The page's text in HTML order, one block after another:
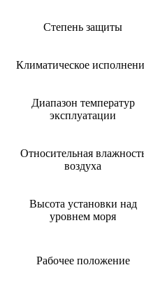
Степень защиты
Климатическое
Диапазон температур
эксплуатации
Относительная
воздуха
Высота установки над
уровнем моря
Рабочее положение